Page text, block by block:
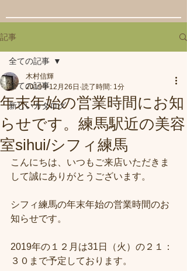
記事
全ての記事
新しいカタログ
全ての記事
年末年始の営業時間にお知
らせです。練馬駅近の美容
室sihui/シフィ練馬
木村信輝
2019年12月26日 読了時間: 1分
こんにちは、いつもご来店いただきま
して誠にありがとうございます。
シフィ練馬の年末年始の営業時間のお
知らせです。
2019年の１２月は31日（火）の２１：
３０まで予定しております。